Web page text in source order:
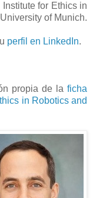
for Ethics in
of Munich.
perfil en LinkedIn.
propia de la ficha
in Robotics and